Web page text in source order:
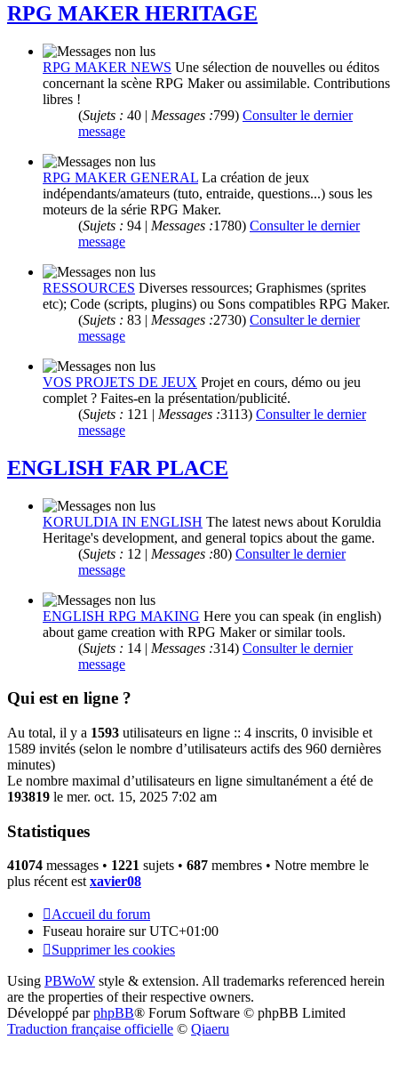
RPG MAKER HERITAGE
RPG MAKER NEWS Une sélection de nouvelles ou éditos
concernant la scène RPG Maker ou assimilable. Contributions
libres !
(Sujets : 40 | Messages :799) Consulter le dernier
message
RPG MAKER GENERAL La création de jeux
indépendants/amateurs (tuto, entraide, questions...) sous les
moteurs de la série RPG Maker.
(Sujets : 94 | Messages :1780) Consulter le dernier
message
RESSOURCES Diverses ressources; Graphismes (sprites
etc); Code (scripts, plugins) ou Sons compatibles RPG Maker.
(Sujets : 83 | Messages :2730) Consulter le dernier
message
VOS PROJETS DE JEUX Projet en cours, démo ou jeu
complet ? Faites-en la présentation/publicité.
(Sujets : 121 | Messages :3113) Consulter le dernier
message
ENGLISH FAR PLACE
KORULDIA IN ENGLISH The latest news about Koruldia
Heritage's development, and general topics about the game.
(Sujets : 12 | Messages :80) Consulter le dernier
message
ENGLISH RPG MAKING Here you can speak (in english)
about game creation with RPG Maker or similar tools.
(Sujets : 14 | Messages :314) Consulter le dernier
message
Qui est en ligne ?
Au total, il y a 1593 utilisateurs en ligne :: 4 inscrits, 0 invisible et
1589 invités (selon le nombre d’utilisateurs actifs des 960 dernières
minutes)
Le nombre maximal d’utilisateurs en ligne simultanément a été de
193819 le mer. oct. 15, 2025 7:02 am
Statistiques
41074 messages • 1221 sujets • 687 membres • Notre membre le
plus récent estxavier08
Accueil du forum
Fuseau horaire surUTC+01:00
Supprimer les cookies
Using PBWoW style & extension. All trademarks referenced herein
are the properties of their respective owners.
Développé parphpBB® Forum Software © phpBB Limited
Traduction française officielle © Qiaeru